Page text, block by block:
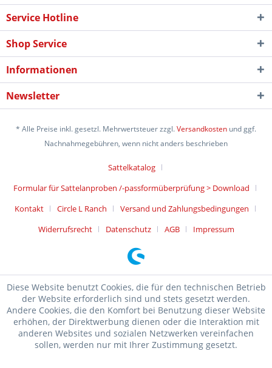
Service Hotline
Shop Service
Informationen
Newsletter
* Alle Preise inkl. gesetzl. Mehrwertsteuer zzgl.Versandkosten und ggf.
Nachnahmegebühren, wenn nicht anders beschrieben
Sattelkatalog
Formular für Sattelanproben /-passformüberprüfung > Download
Kontakt
Circle L Ranch
Versand und Zahlungsbedingungen
Widerrufsrecht
Datenschutz AGB Impressum
Diese Website benutzt Cookies, die für den technischen Betrieb
der Website erforderlich sind und stets gesetzt werden.
Andere Cookies, die den Komfort bei Benutzung dieser Website
erhöhen, der Direktwerbung dienen oder die Interaktion mit
anderen Websites und sozialen Netzwerken vereinfachen
sollen, werden nur mit Ihrer Zustimmung gesetzt.